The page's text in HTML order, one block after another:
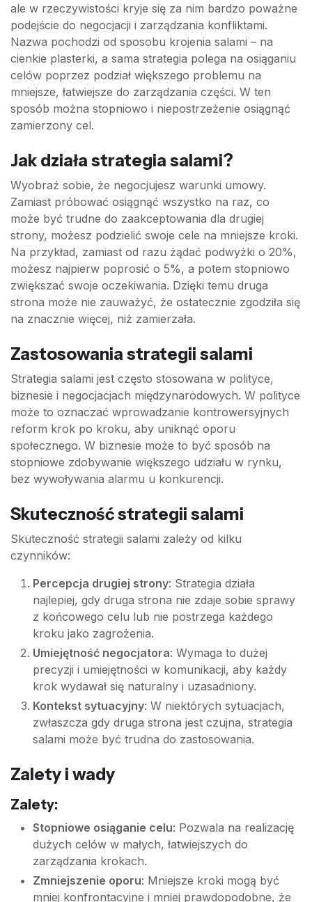
ale w rzeczywistości kryje się za nim bardzo poważne
podejście do negocjacji i zarządzania konfliktami.
Nazwa pochodzi od sposobu krojenia salami – na
cienkie plasterki, a sama strategia polega na osiąganiu
celów poprzez podział większego problemu na
mniejsze, łatwiejsze do zarządzania części. W ten
sposób można stopniowo i niepostrzeżenie osiągnąć
zamierzony cel.
Jak działa strategia salami?
Wyobraź sobie, że negocjujesz warunki umowy.
Zamiast próbować osiągnąć wszystko na raz, co
może być trudne do zaakceptowania dla drugiej
strony, możesz podzielić swoje cele na mniejsze kroki.
Na przykład, zamiast od razu żądać podwyżki o 20%,
możesz najpierw poprosić o 5%, a potem stopniowo
zwiększać swoje oczekiwania. Dzięki temu druga
strona może nie zauważyć, że ostatecznie zgodziła się
na znacznie więcej, niż zamierzała.
Zastosowania strategii salami
Strategia salami jest często stosowana w polityce,
biznesie i negocjacjach międzynarodowych. W polityce
może to oznaczać wprowadzanie kontrowersyjnych
reform krok po kroku, aby uniknąć oporu
społecznego. W biznesie może to być sposób na
stopniowe zdobywanie większego udziału w rynku,
bez wywoływania alarmu u konkurencji.
Skuteczność strategii salami
Skuteczność strategii salami zależy od kilku
czynników:
Percepcja drugiej strony: Strategia działa
najlepiej, gdy druga strona nie zdaje sobie sprawy
z końcowego celu lub nie postrzega każdego
kroku jako zagrożenia.
Umiejętność negocjatora: Wymaga to dużej
precyzji i umiejętności w komunikacji, aby każdy
krok wydawał się naturalny i uzasadniony.
Kontekst sytuacyjny: W niektórych sytuacjach,
zwłaszcza gdy druga strona jest czujna, strategia
salami może być trudna do zastosowania.
Zalety i wady
Zalety:
Stopniowe osiąganie celu: Pozwala na realizację
dużych celów w małych, łatwiejszych do
zarządzania krokach.
Zmniejszenie oporu: Mniejsze kroki mogą być
mniej konfrontacyjne i mniej prawdopodobne, że